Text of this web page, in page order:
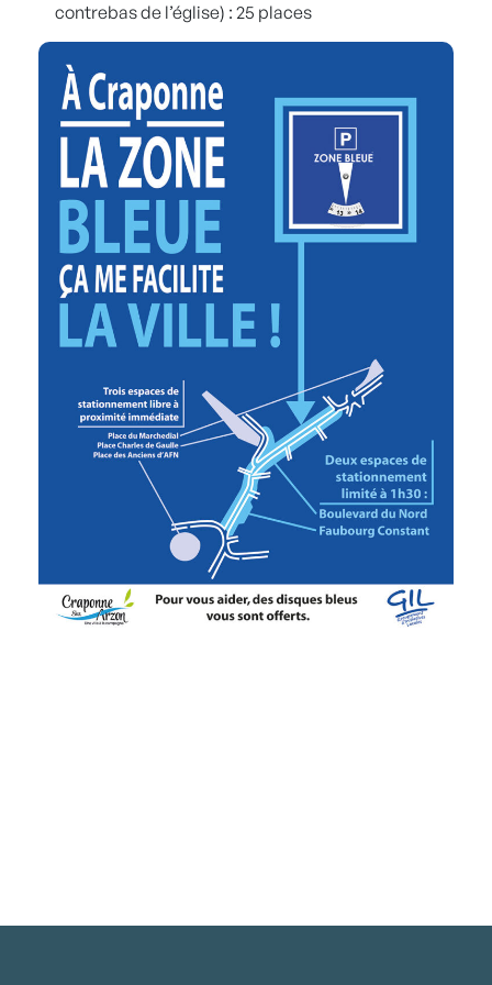
contrebas de l’église) : 25 places